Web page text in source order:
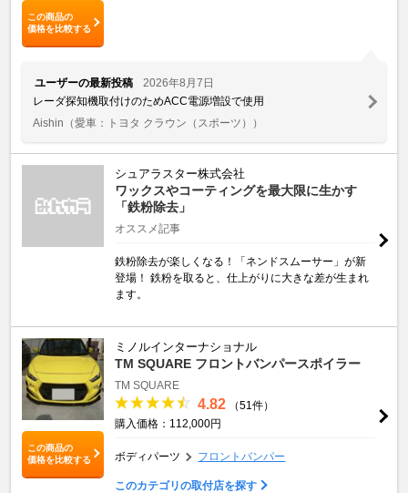
この商品の
価格を比較する
ユーザーの最新投稿
2026年8月7日
レーダ探知機取付けのためACC電源増設で使用
Aishin （愛車：トヨタ クラウン（スポーツ））
シュアラスター株式会社
ワックスやコーティングを最大限に生かす
「鉄粉除去」
オススメ記事
鉄粉除去が楽しくなる！「ネンドスムーサー」が新
登場！ 鉄粉を取ると、仕上がりに大きな差が生まれ
ます。
この商品の
価格を比較する
ミノルインターナショナル
TM SQUARE フロントバンパースポイラー
TM SQUARE
4.82
（51件）
購入価格：112,000円
ボディパーツ フロントバンパー
このカテゴリの取付店を探す